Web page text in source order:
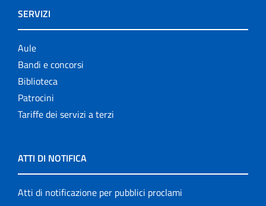
SERVIZI
Aule
Bandi e concorsi
Biblioteca
Patrocini
Tariffe dei servizi a terzi
ATTI DI NOTIFICA
Atti di notificazione per pubblici proclami